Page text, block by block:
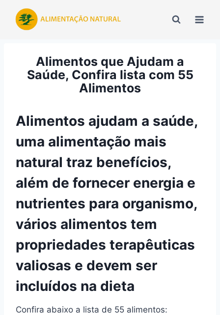
para
Alimentos que Ajudam a
Saúde, Confira lista com 55
Alimentos
Alimentos ajudam a saúde,
uma alimentação mais
natural traz benefícios,
além de fornecer energia e
nutrientes para organismo,
vários alimentos tem
propriedades terapêuticas
valiosas e devem ser
incluídos na dieta
Confira abaixo a lista de 55 alimentos: